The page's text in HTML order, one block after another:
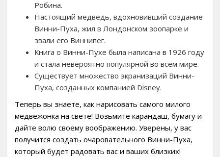
Робина.
Настоящий медведь, вдохновивший создание
Винни-Пуха, жил в Лондонском зоопарке и
звали его Виннипег.
Книга о Винни-Пухе была написана в 1926 году
и стала невероятно популярной во всем мире.
Существует множество экранизаций Винни-
Пуха, созданных компанией Disney.
Теперь вы знаете, как нарисовать самого милого
медвежонка на свете! Возьмите карандаш, бумагу и
дайте волю своему воображению. Уверены, у вас
получится создать очаровательного Винни-Пуха,
который будет радовать вас и ваших близких!